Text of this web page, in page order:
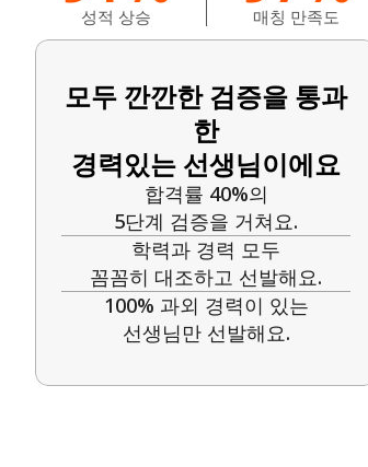
성적 상승 매칭 만족도
모두 깐깐한 검증을 통과
한
경력있는 선생님이에요
합격률 40%의
5단계 검증을 거쳐요.
학력과 경력 모두
꼼꼼히 대조하고 선발해요.
100% 과외 경력이 있는
선생님만 선발해요.